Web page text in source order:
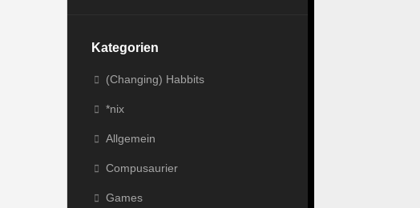
Kategorien
(Changing) Habbits
*nix
Allgemein
Compusaurier
Games